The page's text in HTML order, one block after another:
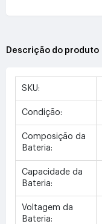
Descrição do produto
SKU:
Condição:
Composição da
Bateria:
Capacidade da
Bateria:
Voltagem da
Bateria: